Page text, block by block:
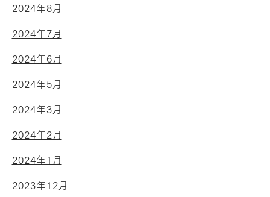
2024年8月
2024年7月
2024年6月
2024年5月
2024年3月
2024年2月
2024年1月
2023年12月